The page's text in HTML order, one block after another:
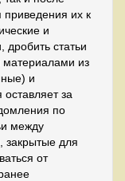
приведения их к
и
дробить статьи
материалами из
и
за
по
между
закрытые для
от